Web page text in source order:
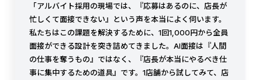
「アルバイト採用の現場では、『応募はあるのに、店長が
忙しくて面接できない』という声を本当によく伺います。
私たちはこの課題を解決するために、1回1,000円から全員
面接ができる設計を突き詰めてきました。AI面接は『人間
の仕事を奪うもの』ではなく、『店長が本当にやるべき仕
事に集中するための道具』です。1店舗から試してみて、店